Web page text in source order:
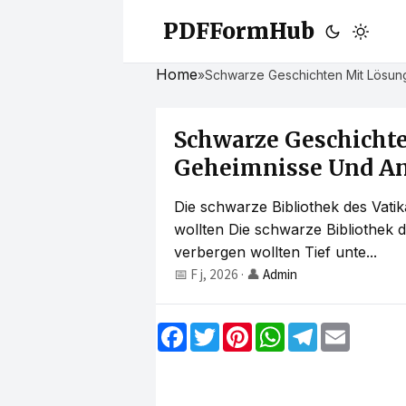
PDFFormHub
Home»Schwarze Geschichten Mit
Schwarze
Geheimnisse Und
Die schwarze Bibliothek des
wollten Die schwarze Bibliothek
verbergen wollten Tief unte...
📅 F j, 2026 · 👤 Admin
F
a
T
w
P
W
h
T
e